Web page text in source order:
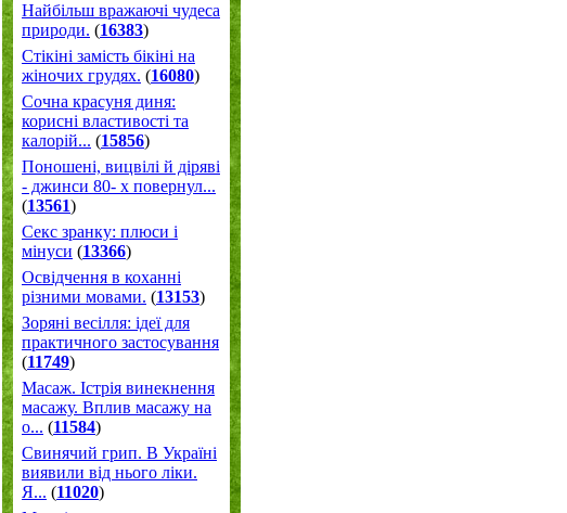
Найбільш вражаючі чудеса
природи. (16383)
Стікіні замість бікіні на
жіночих грудях. (16080)
Сочна красуня диня:
корисні властивості та
калорій... (15856)
Поношені, вицвілі й діряві
- джинси 80- х повернул...
(13561)
Секс зранку: плюси і
мінуси (13366)
Освідчення в коханні
різними мовами. (13153)
Зоряні весілля: ідеї для
практичного застосування
(11749)
Масаж. Істрія винекнення
масажу. Вплив масажу на
о... (11584)
Свинячий грип. В Україні
виявили від нього ліки.
Я... (11020)